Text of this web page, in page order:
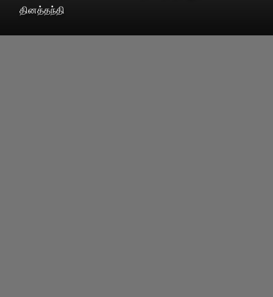
தினத்தந்தி